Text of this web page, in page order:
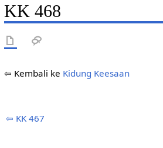
KK 468
⇦ Kembali ke Kidung Keesaan
⇦ KK 467